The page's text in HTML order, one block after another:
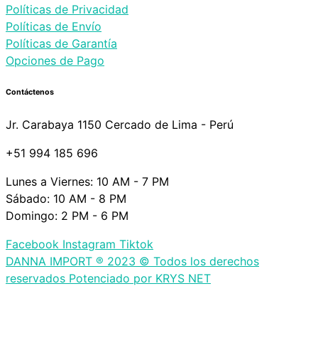
Políticas de Privacidad
Políticas de Envío
Políticas de Garantía
Opciones de Pago
Contáctenos
Jr. Carabaya 1150 Cercado de Lima - Perú
+51 994 185 696
Lunes a Viernes: 10 AM - 7 PM
Sábado: 10 AM - 8 PM
Domingo: 2 PM - 6 PM
Facebook Instagram Tiktok
DANNA IMPORT ® 2023 © Todos los derechos
reservados Potenciado por KRYS NET